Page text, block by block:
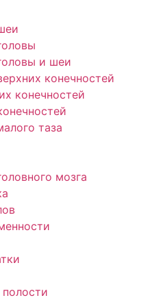
и шеи
конечностей
конечностей
таза
мозга